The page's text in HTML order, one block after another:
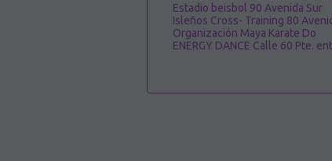
Estadio beisbol 90 Avenida Sur
Isleños Cross- Training 80
Organización Maya Karate Do
ENERGY DANCE Calle 60 Pte.